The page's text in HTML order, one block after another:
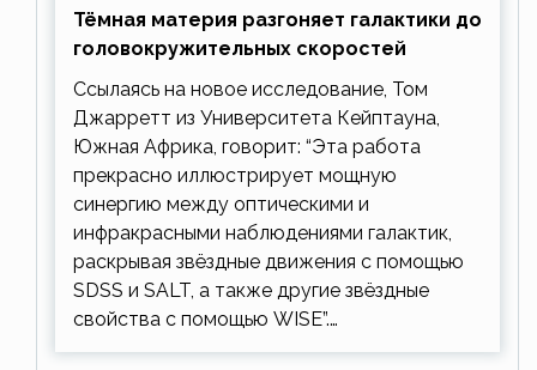
Тёмная материя разгоняет галактики до
головокружительных скоростей
Ссылаясь на новое исследование, Том
Джарретт из Университета Кейптауна,
Южная Африка, говорит: “Эта работа
прекрасно иллюстрирует мощную
синергию между оптическими и
инфракрасными наблюдениями галактик,
раскрывая звёздные движения с помощью
SDSS и SALT, а также другие звёздные
свойства с помощью WISE”.…